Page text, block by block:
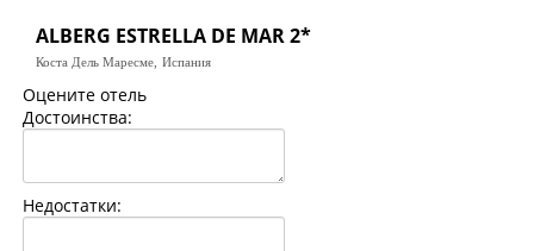
Страны
Как купить
Контакты
ALBERG ESTRELLA DE MAR 2*
Коста Дель Маресме, Испания
Оцените отель
Достоинства:
Недостатки: